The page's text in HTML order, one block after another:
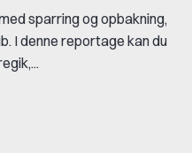
sparring og opbakning,
I denne reportage kan du